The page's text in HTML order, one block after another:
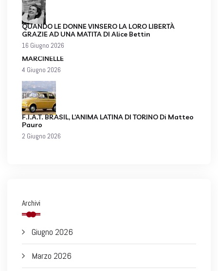
QUANDO LE DONNE VINSERO LA LORO LIBERTÀ
GRAZIE AD UNA MATITA DI Alice Bettin
16 Giugno 2026
MARCINELLE
4 Giugno 2026
F.I.A.T. BRASIL, L’ANIMA LATINA DI TORINO Di Matteo
Pauro
2 Giugno 2026
Archivi
Giugno 2026
Marzo 2026